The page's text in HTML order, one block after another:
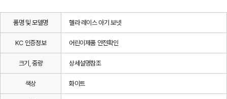
품명 및 모델명 헬라 레이스 아기 보넷
KC 인증정보 어린이제품 안전확인
크기, 중량 상세설명참조
색상 화이트